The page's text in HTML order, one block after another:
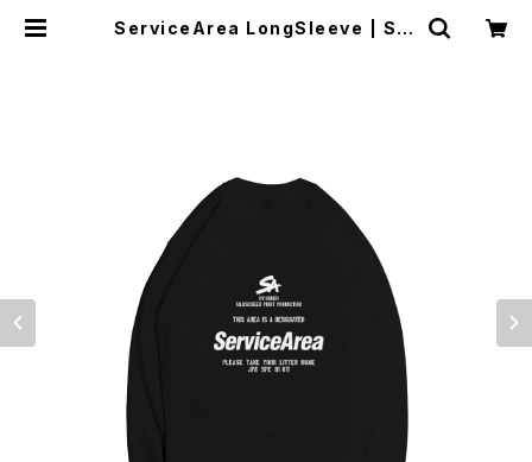
ServiceArea LongSleeve | Ser